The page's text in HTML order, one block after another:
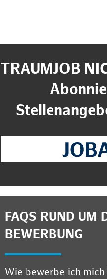
TRAUMJOB
FAQS RUND UM
BEWERBUNG
Wie bewerbe ich